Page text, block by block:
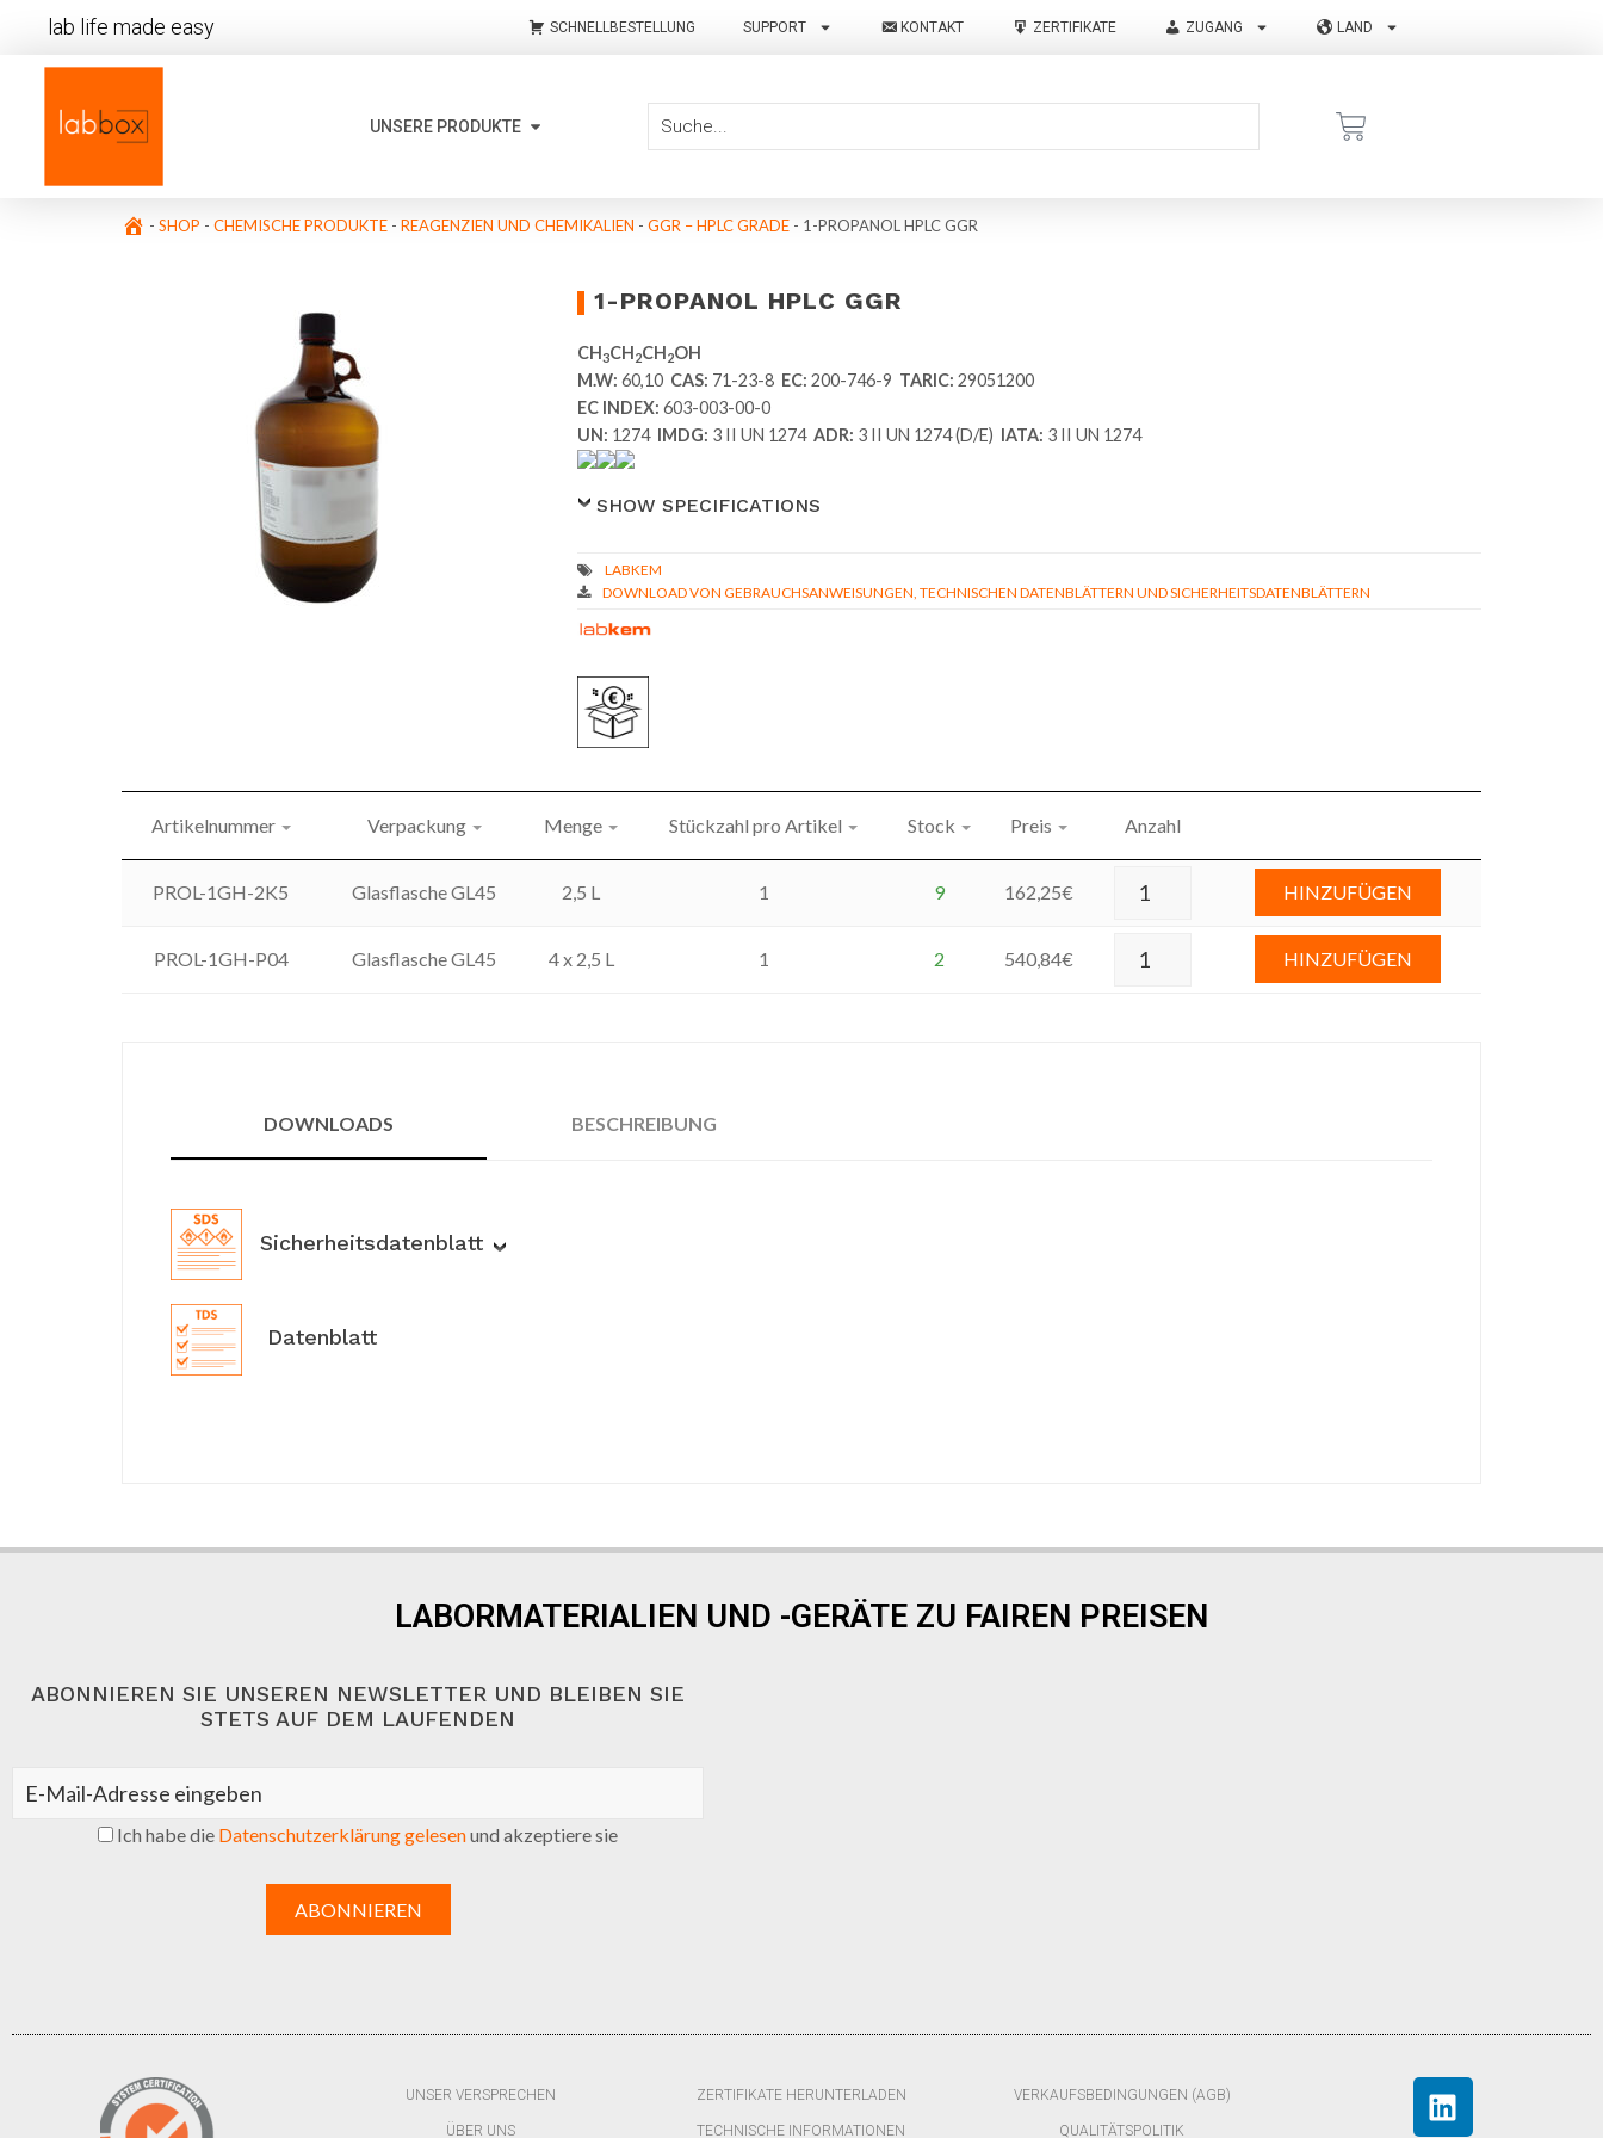
lab life made easy SCHNELLBESTELLUNG SUPPORT KONTAKT ZERTIFIKATE ZUGANG LAND
UNSERE PRODUKTE
- SHOP - CHEMISCHE PRODUKTE - REAGENZIEN UND CHEMIKALIEN - GGR – HPLC GRADE - 1-PROPANOL HPLC GGR
1-PROPANOL HPLC GGR
CH3CH2CH2OH
M.W: 60,10 CAS: 71-23-8 EC: 200-746-9 TARIC: 29051200
EC INDEX: 603-003-00-0
UN: 1274 IMDG: 3 II UN 1274 ADR: 3 II UN 1274 (D/E) IATA: 3 II UN 1274
SHOW SPECIFICATIONS
DOWNLOAD VON GEBRAUCHSANWEISUNGEN, TECHNISCHEN DATENBLÄTTERN UND SICHERHEITSDATENBLÄTTERN
Artikelnummer Verpackung Menge Stückzahl pro Artikel Stock Preis Anzahl
PROL-1GH-2K5 Glasflasche GL45 2,5 L 1 9 162,25€ HINZUFÜGEN
PROL-1GH-P04 Glasflasche GL45 4 x 2,5 L 1 2 540,84€ HINZUFÜGEN
DOWNLOADS BESCHREIBUNG
Sicherheitsdatenblatt
Datenblatt
LABORMATERIALIEN UND -GERÄTE ZU FAIREN PREISEN
ABONNIEREN SIE UNSEREN NEWSLETTER UND BLEIBEN SIE
STETS AUF DEM LAUFENDEN
Ich habe die Datenschutzerklärung gelesenund akzeptiere sie
UNSER VERSPRECHEN
ÜBER UNS
ZERTIFIKATE HERUNTERLADEN
TECHNISCHE INFORMATIONEN
VERKAUFSBEDINGUNGEN (AGB)
QUALITÄTSPOLITIK